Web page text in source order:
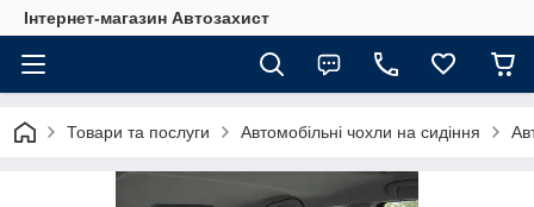
Інтернет-магазин Автозахист
Товари та послуги Автомобільні чохли на сидіння